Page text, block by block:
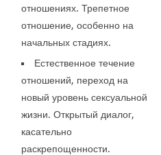
отношениях. Трепетное
отношение, особенно на
начальных стадиях.
Естественное течение
отношений, переход на
новый уровень сексуальной
жизни. Открытый диалог,
касательно
раскрепощенности.